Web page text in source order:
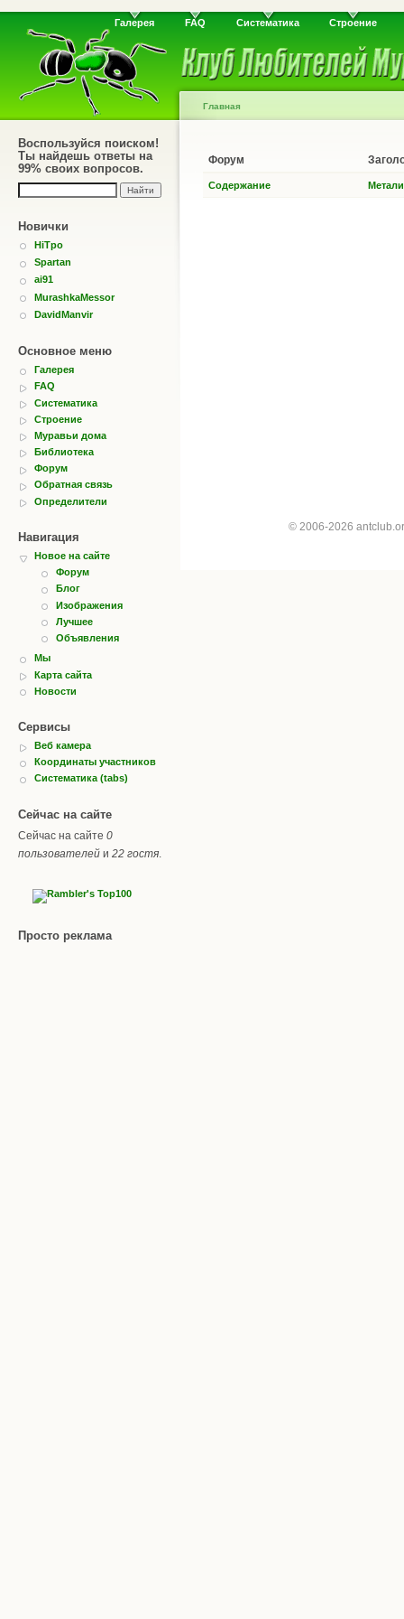
Галерея FAQ Систематика Строение
Воспользуйся поиском!
Ты найдешь ответы на
99% своих вопросов.
Новички
HiTpo
Spartan
ai91
MurashkaMessor
DavidManvir
Основное меню
Галерея
FAQ
Систематика
Строение
Муравьи дома
Библиотека
Форум
Обратная связь
Определители
Навигация
Новое на сайте
Форум
Блог
Изображения
Лучшее
Объявления
Мы
Карта сайта
Новости
Сервисы
Веб камера
Координаты участников
Систематика (tabs)
Сейчас на сайте
Сейчас на сайте 0
пользователей и 22 гостя.
Просто реклама
Главная
Форум
Содержание
© 2006-2026